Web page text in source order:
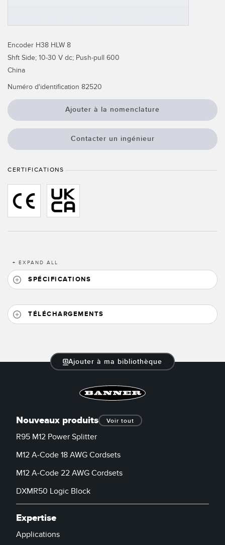
Capteurs de détection de zone
Capteurs de surveillance des conditions
Capteurs de vibrations
Converters
Câbles
LOGICIELS
Logiciel de configuration de capteur sans fil
TECHNOLOGIE
Capteurs avec IO-Link
LIENS CONNEXES
Washdown
IO-Link
Encoder H38 HLW 8
Shft Side; 10-30 V dc; Push-pull 600
China
Numéro d'identification 82520
Ajouter à la nomenclature
Contacter un ingénieur
CERTIFICATIONS
+ EXPAND ALL
SPÉCIFICATIONS
TÉLÉCHARGEMENTS
Ajouter à ma bibliothèque
Nouveaux produits Voir tout
R95 M12 Power Splitter
M12 A-Code 18 AWG Cordsets
M12 A-Code 22 AWG Cordsets
DXMR50 Logic Block
Expertise
Applications